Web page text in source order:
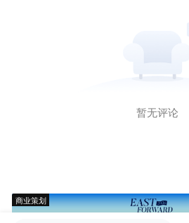
暂无评论
商业策划